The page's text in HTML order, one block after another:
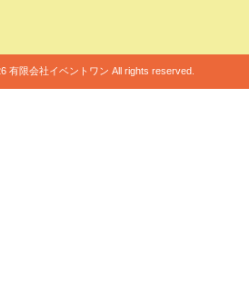
有限会社イベントワン All rights reserved.